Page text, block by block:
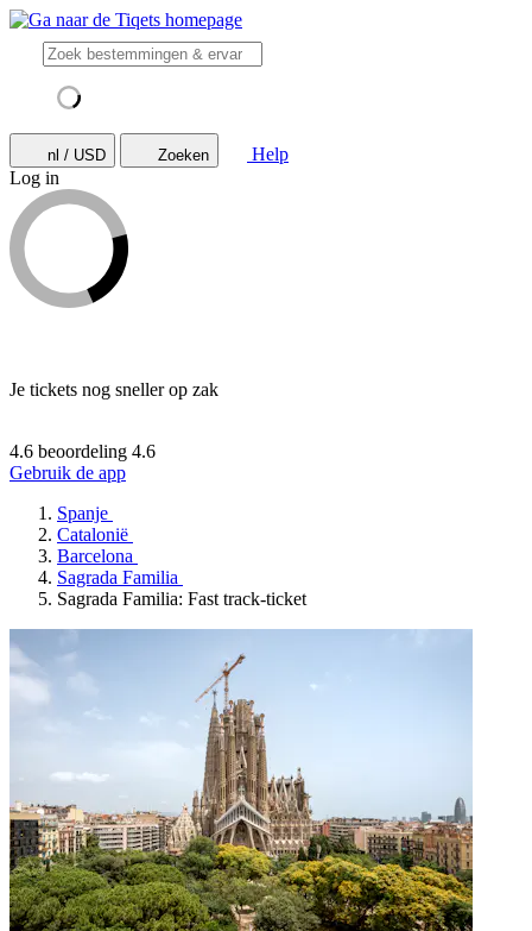
nl / USD Zoeken
Help
Log in
Je tickets nog sneller op zak
4.6 beoordeling 4.6
Gebruik de app
Spanje
Catalonië
Barcelona
Sagrada Familia
Sagrada Familia: Fast track-ticket